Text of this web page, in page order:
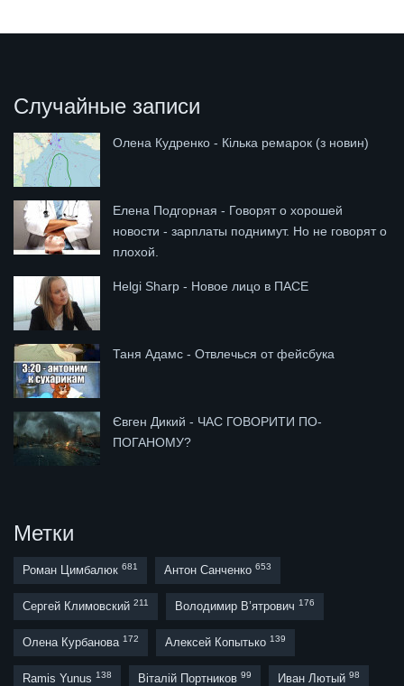
Случайные записи
Олена Кудренко - Кілька ремарок (з новин)
Елена Подгорная - Говорят о хорошей
новости - зарплаты поднимут. Но не говорят о
плохой.
Helgi Sharp - Новое лицо в ПАСЕ
Таня Адамс - Отвлечься от фейсбука
Євген Дикий - ЧАС ГОВОРИТИ ПО-
ПОГАНОМУ?
Метки
Роман Цимбалюк 681 Антон Санченко 653
Сергей Климовский 211 Володимир В’ятрович 176
Олена Курбанова 172 Алексей Копытько 139
Ramis Yunus 138 Віталій Портников 99 Иван Лютый 98